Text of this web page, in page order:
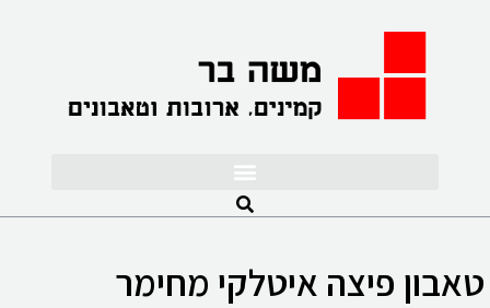
טאבון פיצה איטלקי מחימר